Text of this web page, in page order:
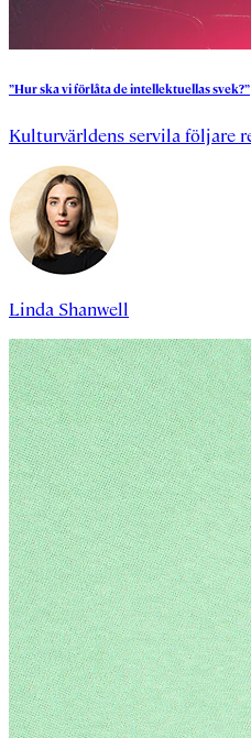
”Hurskaviförlåtadeintellektuellassvek?”
Kulturvärldens servila följare
Linda Shanwell